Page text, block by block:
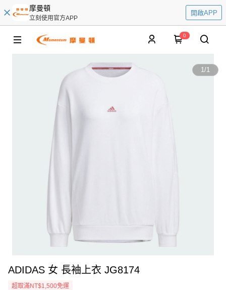
摩曼頓
立刻使用官方APP
開啟APP
0
1/1
ADIDAS 女 長袖上衣 JG8174
超取滿NT$1,500免運